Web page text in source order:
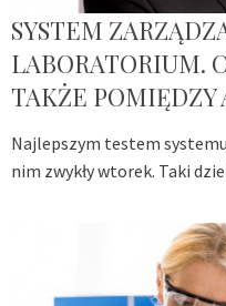
SYSTEM
LABORATORIUM.
TAKŻE POMIĘDZY
Najlepszym testem
nim zwykły wtorek. Taki